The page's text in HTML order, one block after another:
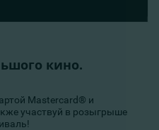
кино.
Mastercard® и
участвуй в розыгрыше